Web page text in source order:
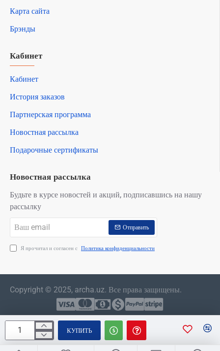
КУПИТЬ
Карта сайта
Брэнды
Кабинет
Кабинет
История заказов
Партнерская программа
Новостная рассылка
Подарочные сертификаты
Новостная рассылка
Будьте в курсе новостей и акций, подписавшись на нашу
рассылку
email
Отправить
Я прочитал и согласен с Политика конфиденциальности
Copyright © 2025, archa.uz. Все права защищены.